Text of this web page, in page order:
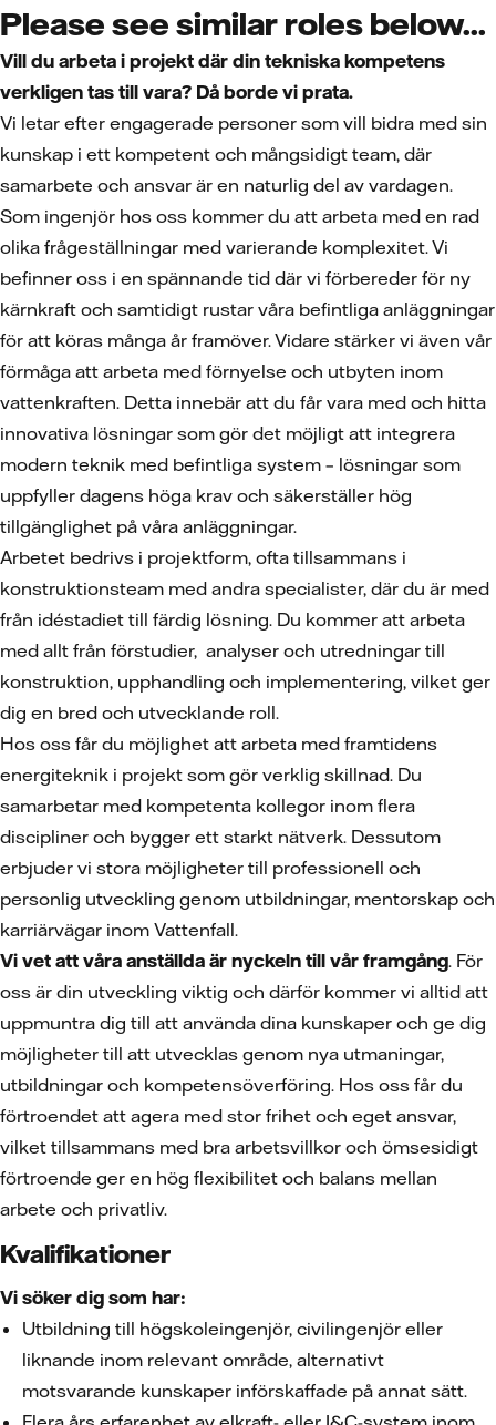
Please see similar roles below...
Vill du arbeta i projekt där din tekniska kompetens
verkligen tas till vara? Då borde vi prata.
Vi letar efter engagerade personer som vill bidra med sin
kunskap i ett kompetent och mångsidigt team, där
samarbete och ansvar är en naturlig del av vardagen.
Som ingenjör hos oss kommer du att arbeta med en rad
olika frågeställningar med varierande komplexitet. Vi
befinner oss i en spännande tid där vi förbereder för ny
kärnkraft och samtidigt rustar våra befintliga anläggningar
för att köras många år framöver. Vidare stärker vi även vår
förmåga att arbeta med förnyelse och utbyten inom
vattenkraften. Detta innebär att du får vara med och hitta
innovativa lösningar som gör det möjligt att integrera
modern teknik med befintliga system – lösningar som
uppfyller dagens höga krav och säkerställer hög
tillgänglighet på våra anläggningar.
Arbetet bedrivs i projektform, ofta tillsammans i
konstruktionsteam med andra specialister, där du är med
från idéstadiet till färdig lösning. Du kommer att arbeta
med allt från förstudier, analyser och utredningar till
konstruktion, upphandling och implementering, vilket ger
dig en bred och utvecklande roll.
Hos oss får du möjlighet att arbeta med framtidens
energiteknik i projekt som gör verklig skillnad. Du
samarbetar med kompetenta kollegor inom flera
discipliner och bygger ett starkt nätverk. Dessutom
erbjuder vi stora möjligheter till professionell och
personlig utveckling genom utbildningar, mentorskap och
karriärvägar inom Vattenfall.
Vi vet att våra anställda är nyckeln till vår framgång. För
oss är din utveckling viktig och därför kommer vi alltid att
uppmuntra dig till att använda dina kunskaper och ge dig
möjligheter till att utvecklas genom nya utmaningar,
utbildningar och kompetensöverföring. Hos oss får du
förtroendet att agera med stor frihet och eget ansvar,
vilket tillsammans med bra arbetsvillkor och ömsesidigt
förtroende ger en hög flexibilitet och balans mellan
arbete och privatliv.
Kvalifikationer
Vi söker dig som har:
Utbildning till högskoleingenjör, civilingenjör eller
liknande inom relevant område, alternativt
motsvarande kunskaper införskaffade på annat sätt.